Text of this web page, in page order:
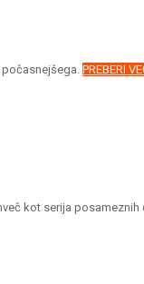
PREBERI
kot serija